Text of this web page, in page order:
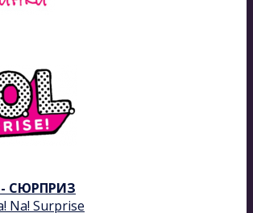
СЮРПРИЗ
Na! Surprise